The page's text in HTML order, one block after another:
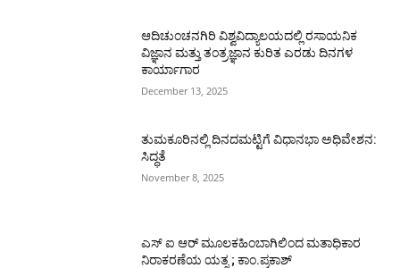
ಆದಿಚುಂಚನಗಿರಿ ವಿಶ್ವವಿದ್ಯಾಲಯದಲ್ಲಿ ರಸಾಯನಿಕ
ವಿಜ್ಞಾನ ಮತ್ತು ತಂತ್ರಜ್ಞಾನ ಕುರಿತ ಎರಡು ದಿನಗಳ
ಕಾರ್ಯಾಗಾರ
December 13, 2025
ತುಮಕೂರಿನಲ್ಲಿ ದಿನದಮಟ್ಟಿಗೆ ವಿಧಾನಭಾ ಅಧಿವೇಶನ:
ಸಿದ್ಧತೆ
November 8, 2025
ಎಸ್ ಐ ಆರ್ ಮೂಲಕಹಿಂಬಾಗಿಲಿಂದ ಮತಾಧಿಕಾರ
ನಿರಾಕರಣೆಯ ಯತ್ನ ; ಕಾಂ.ಪ್ರಕಾಶ್